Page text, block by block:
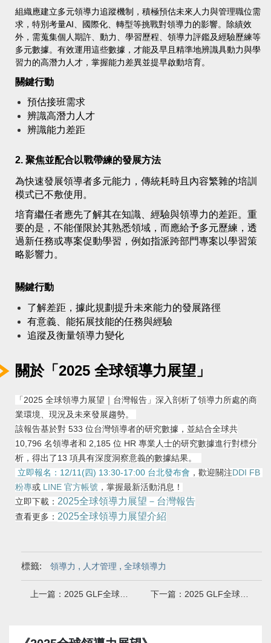
組織應建立多元領導力追蹤機制，積極預估未來人力與管理職位需
求，特別考量AI、國際化、轉型等挑戰對領導力的影響。除績效
外，需蒐集個人期許、動力、學習歷程、領導力評鑑及經驗歷練等
多元數據。有效運用這些數據，才能及早且精準地辨識具動力與學
習力的高潛力人才，掌握能力差異並提早啟動培育。
關鍵行動
預估接班需求
辨識高潛力人才
辨識能力差距
2. 聚焦並配合以戰帶練的發展方法
為快速發展領導者多元能力，傳統耗時且內容繁雜的培訓
模式已不敷使用。
培育繼任者應先了解其在知識、經驗與領導力的差距。重
要的是，不能僅限於其熟悉領域，而應給予多元歷練，透
過新任務或專案促動學習，例如指派跨部門專案以學習策
略影響力。
關鍵行動
了解差距，據此規劃提升未來能力的發展路徑
有意義、能拓展技能的任務與經驗
追蹤及衡量領導力變化
關於「 2025 全球領導力展望 」
「2025 全球領導力展望｜台灣報告」深入剖析了領導力所處的商
業環境、現況及未來發展趨勢。
該報告基於對 533 位台灣領導者的研究數據，並結合全球共
10,796 名領導者和 2,185 位 HR 專業人士的研究數據進行對標分
析，得出了13 項具有深度洞察意義的數據結果。
立即報名：12/11(四) 13:30-17:00 台北發布會 ，歡迎關注DDI FB
粉專或 LINE 官方帳號 ，掌握最新活動消息！
立即下載： 2025全球領導力展望－台灣報告
查看更多： 2025全球領導力展望介紹
標籤: 領導力 , 人才管理 , 全球領導力
上一篇：2025 GLF全球報告｜領導力發展的六個最佳實踐方法 下一篇：2025 GLF全球報告｜ 領導力發展的現況、挑戰與未來